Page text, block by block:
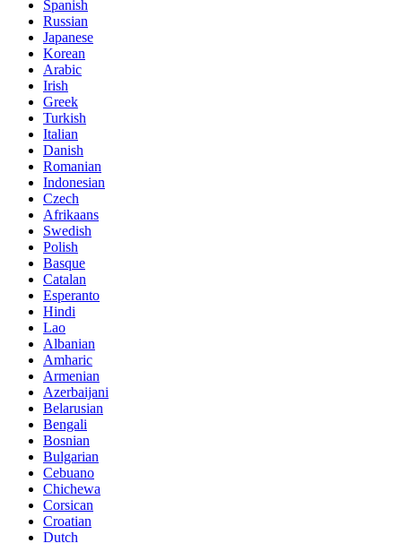
Spanish
Russian
Japanese
Korean
Arabic
Irish
Greek
Turkish
Italian
Danish
Romanian
Indonesian
Czech
Afrikaans
Swedish
Polish
Basque
Catalan
Esperanto
Hindi
Lao
Albanian
Amharic
Armenian
Azerbaijani
Belarusian
Bengali
Bosnian
Bulgarian
Cebuano
Chichewa
Corsican
Croatian
Dutch